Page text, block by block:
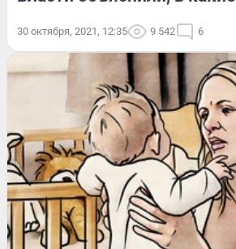
30 октября, 2021, 12:35 9 542 6